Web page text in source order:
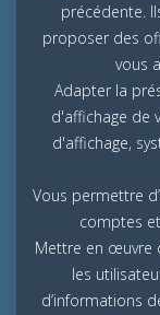
précédente.
proposer des
vous
Adapter la
d'affichage de
d'affichage,
Vous permettre
comptes
Mettre en œuvre
les
d’informations